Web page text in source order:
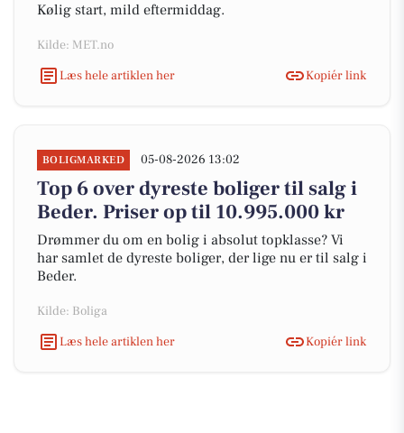
Kølig start, mild eftermiddag.
Kilde: MET.no
Læs hele artiklen her
Kopiér link
BOLIGMARKED 05-08-2026 13:02
Top 6 over dyreste boliger til salg i
Beder. Priser op til 10.995.000 kr
Drømmer du om en bolig i absolut topklasse? Vi
har samlet de dyreste boliger, der lige nu er til salg i
Beder.
Kilde: Boliga
Læs hele artiklen her
Kopiér link